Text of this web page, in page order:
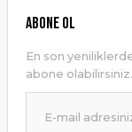
Ürün resmi
Ürün
Ürün fiyatı diğer
Bu ürüne benzer
ABONE OL
En son
abone olabilirsiniz.